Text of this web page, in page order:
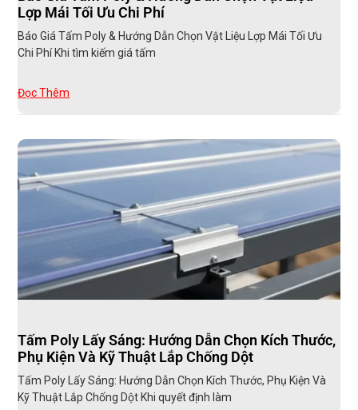
Lợp Mái Tối Ưu Chi Phí
Báo Giá Tấm Poly & Hướng Dẫn Chọn Vật Liệu Lợp Mái Tối Ưu
Chi Phí Khi tìm kiếm giá tấm
Đọc Thêm
Tấm Poly Lấy Sáng: Hướng Dẫn Chọn Kích Thước,
Phụ Kiện Và Kỹ Thuật Lắp Chống Dột
Tấm Poly Lấy Sáng: Hướng Dẫn Chọn Kích Thước, Phụ Kiện Và
Kỹ Thuật Lắp Chống Dột Khi quyết định làm